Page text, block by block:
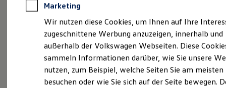
Anpfiff zum Gewinn
Elektroautos
ID. Tutorials
Elektrofahrzeugkonzepte
Reichweite
Reichweite der ID. Modelle
Reichweite im Winter
Probefahrt vereinbaren
Marketing
Wir nutzen diese Cookies, um Ihnen auf Ihre
zugeschnittene Werbung anzuzeigen, innerhalb und
außerhalb der Volkswagen Webseiten. Diese
sammeln Informationen darüber, wie Sie unsere
nutzen, zum Beispiel, welche Seiten Sie am meisten
besuchen oder wie Sie sich auf der Seite bewegen.